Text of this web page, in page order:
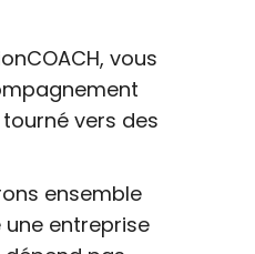
vous
vers des
ensemble
entreprise